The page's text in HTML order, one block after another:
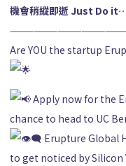
機會稍縱即逝 Just Do
Are YOU the startup
Apply now for the
chance to head to UC
Erupture Global
to get noticed by